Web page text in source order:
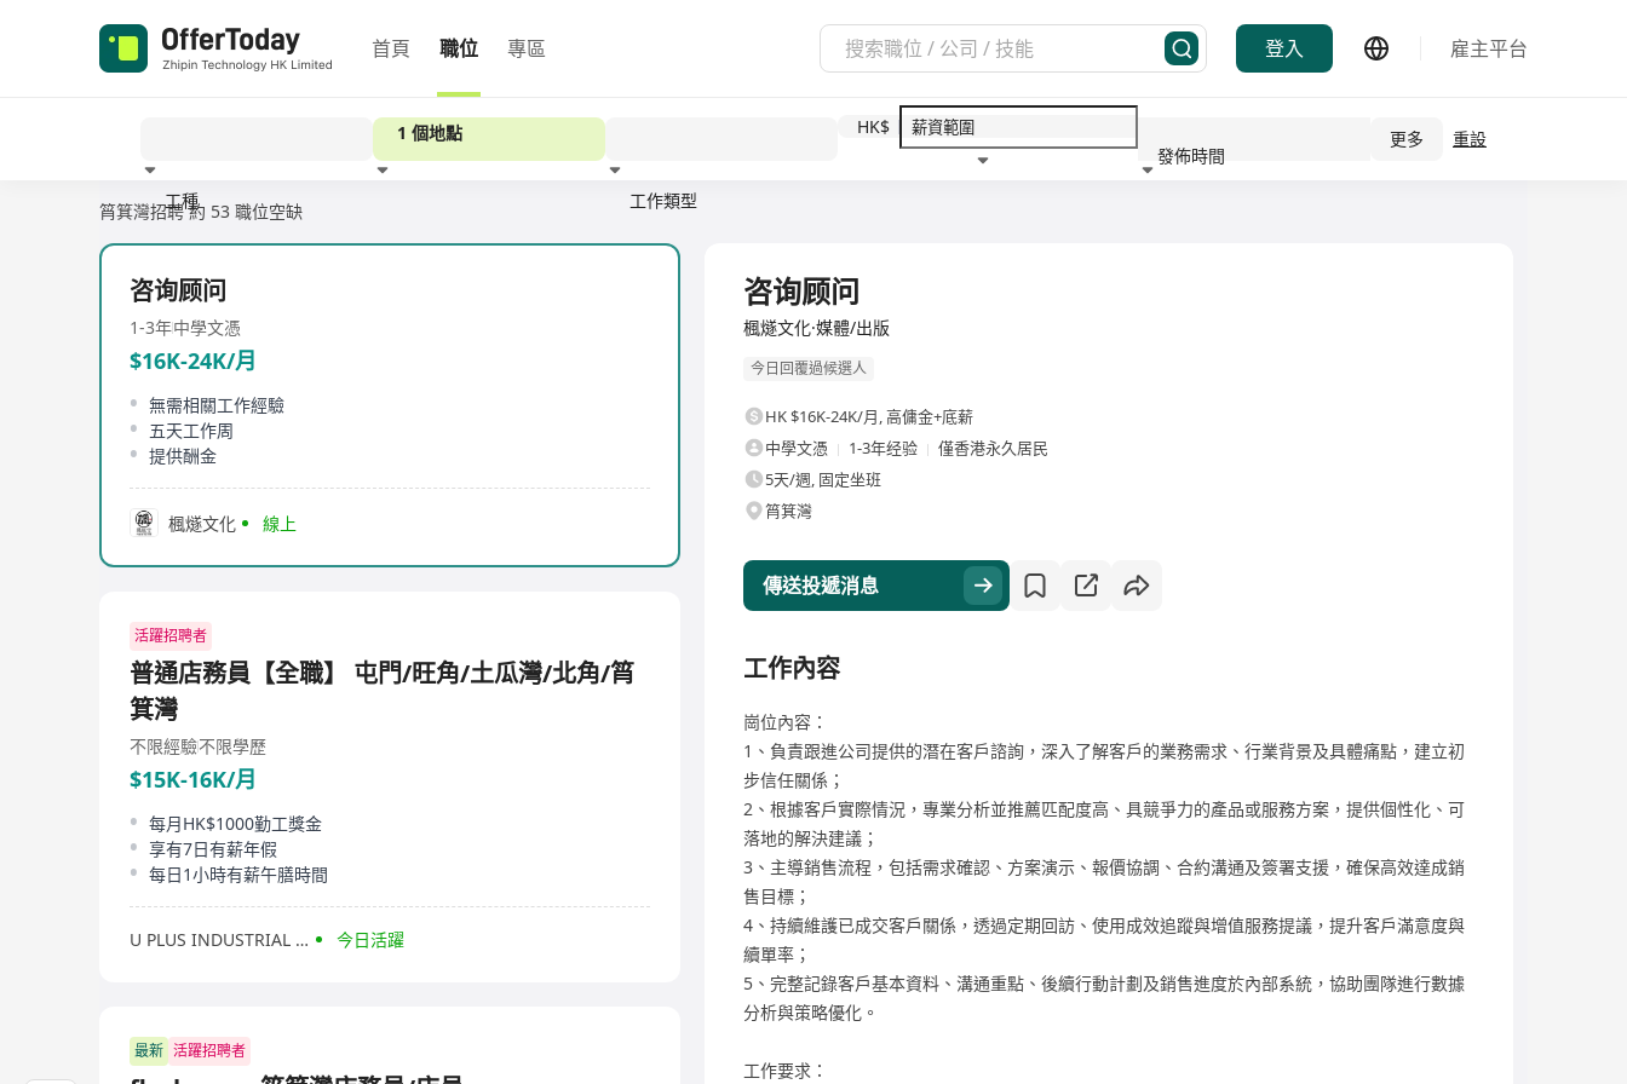
首頁 職位 專區 登入 雇主平台
工種
1 個地點
工作類型
HK$
發佈時間
更多 重設
筲箕灣招聘 約 53 職位空缺
咨询顾问
1-3年中學文憑
$16K-24K/月
無需相關工作經驗
五天工作周
提供酬金
楓燧文化 線上
活躍招聘者
普通店務員【全職】 屯門/旺角/土瓜灣/北角/筲
箕灣
不限經驗不限學歷
$15K-16K/月
每月HK$1000勤工獎金
享有7日有薪年假
每日1小時有薪午膳時間
U PLUS INDUSTRIAL LIMITED 今日活躍
最新 活躍招聘者
咨询顾问
楓燧文化·媒體/出版
今日回覆過候選人
HK $16K-24K/月,高傭金+底薪
中學文憑
1-3年经验
僅香港永久居民
5天/週, 固定坐班
筲箕灣
傳送投遞消息
工作內容
崗位內容：
1、負責跟進公司提供的潛在客戶諮詢，深入了解客戶的業務需求、行業背景及具體痛點，建立初
步信任關係；
2、根據客戶實際情況，專業分析並推薦匹配度高、具競爭力的產品或服務方案，提供個性化、可
落地的解決建議；
3、主導銷售流程，包括需求確認、方案演示、報價協調、合約溝通及簽署支援，確保高效達成銷
售目標；
4、持續維護已成交客戶關係，透過定期回訪、使用成效追蹤與增值服務提議，提升客戶滿意度與
續單率；
5、完整記錄客戶基本資料、溝通重點、後續行動計劃及銷售進度於內部系統，協助團隊進行數據
分析與策略優化。
工作要求：